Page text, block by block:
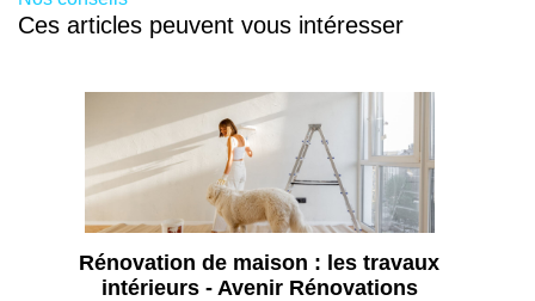
Ces articles peuvent vous intéresser
Rénovation de maison : les travaux
intérieurs - Avenir Rénovations